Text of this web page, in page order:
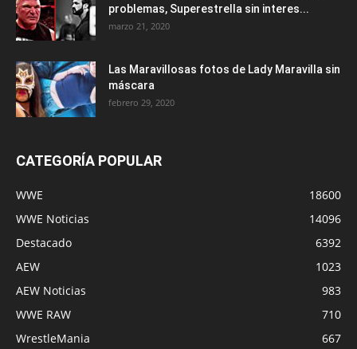
problemas, Superestrella sin interes...
marzo 21, 2020
Las Maravillosas fotos de Lady Maravilla sin
máscara
febrero 29, 2020
CATEGORÍA POPULAR
WWE
18600
WWE Noticias
14096
Destacado
6392
AEW
1023
AEW Noticias
983
WWE RAW
710
WrestleMania
667